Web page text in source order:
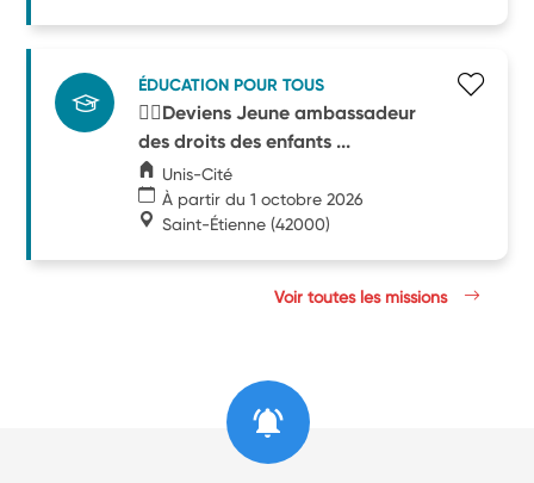
ÉDUCATION POUR TOUS
🧑‍⚖️Deviens Jeune ambassadeur
des droits des enfants ...
Unis-Cité
À partir du 1 octobre 2026
Saint-Étienne (42000)
Voir toutes les missions